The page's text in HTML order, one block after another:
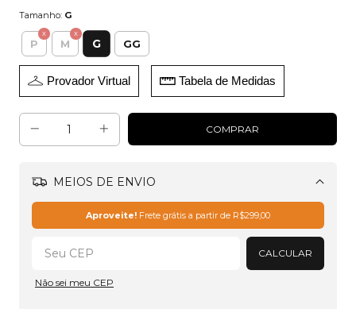
Tamanho: G
P M G GG
Provador Virtual Tabela de Medidas
MEIOS DE ENVIO
Aproveite! Frete grátis a partir de R$299,00
CALCULAR
Não sei meu CEP